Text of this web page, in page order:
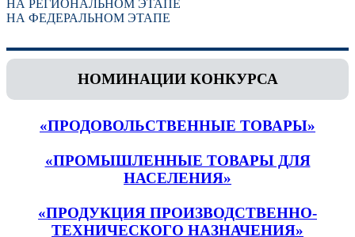
НА РЕГИОНАЛЬНОМ ЭТАПЕ
НА ФЕДЕРАЛЬНОМ ЭТАПЕ
НОМИНАЦИИ КОНКУРСА
«ПРОДОВОЛЬСТВЕННЫЕ ТОВАРЫ»
«ПРОМЫШЛЕННЫЕ ТОВАРЫ ДЛЯ
НАСЕЛЕНИЯ»
«ПРОДУКЦИЯ ПРОИЗВОДСТВЕННО-
ТЕХНИЧЕСКОГО НАЗНАЧЕНИЯ»